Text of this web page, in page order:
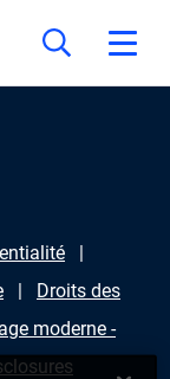
Droits des
moderne -